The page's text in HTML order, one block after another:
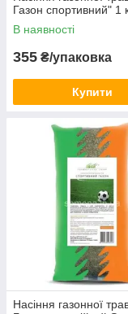
Газон спортивний" 1
В наявності
355 ₴/упаковка
Купити
Насіння газонної